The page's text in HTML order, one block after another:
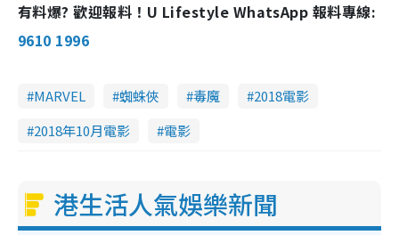
有料爆? 歡迎報料！U Lifestyle WhatsApp 報料專線:
9610 1996
MARVEL 蜘蛛俠 毒魔
2018電影
2018年10月電影
電影
港生活人氣娛樂新聞